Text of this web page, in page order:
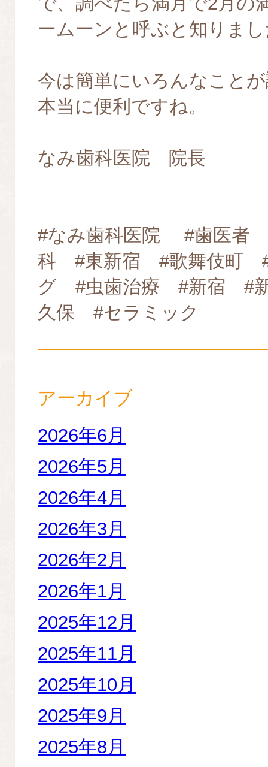
ームーンと呼ぶと知りま
今は簡単にいろんなこと
本当に便利ですね。
なみ歯科医院 院長
#なみ歯科医院 #歯医者
科 #東新宿 #歌舞伎町 #
グ #虫歯治療 #新宿 #
久保 #セラミック
アーカイブ
2026年6月
2026年5月
2026年4月
2026年3月
2026年2月
2026年1月
2025年12月
2025年11月
2025年10月
2025年9月
2025年8月